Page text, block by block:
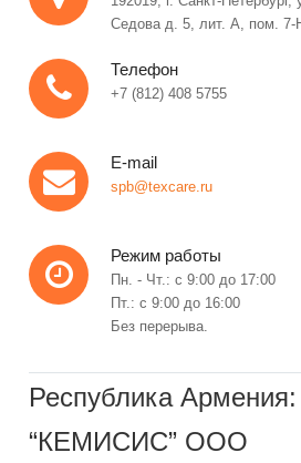
Седова д. 5, лит. А, пом. 7-
Телефон
+7 (812) 408 5755
E-mail
spb@texcare.ru
Режим работы
Пн. - Чт.: с 9:00 до 17:00
Пт.: с 9:00 до 16:00
Без перерыва.
Республика Армения:
“КЕМИСИС” OOO